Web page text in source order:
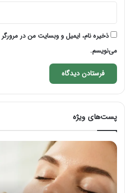
ذخیره نام، ایمیل و وبسایت من در
می‌نویسم.
پست‌های ویژه
راهنمای
کامل
آموزش
ماساژ
لب